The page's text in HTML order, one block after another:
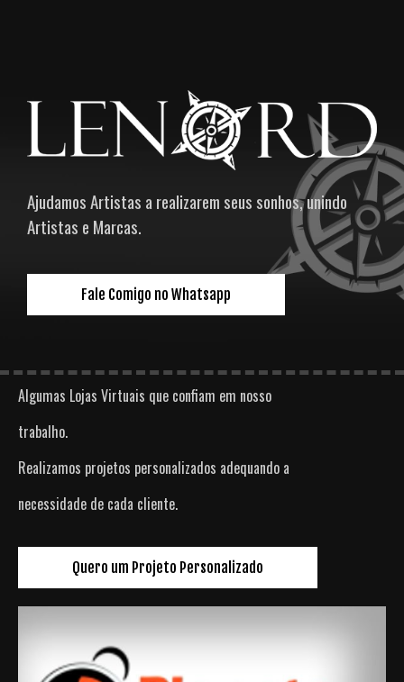
Ajudamos Artistas a realizarem seus sonhos, unindo
Artistas e Marcas.
Fale Comigo no Whatsapp
Algumas Lojas Virtuais que confiam em nosso
trabalho.
Realizamos projetos personalizados adequando a
necessidade de cada cliente.
Quero um Projeto Personalizado